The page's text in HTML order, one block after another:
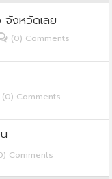
จังหวัดเลย
(0) Comments
(0) Comments
Comments